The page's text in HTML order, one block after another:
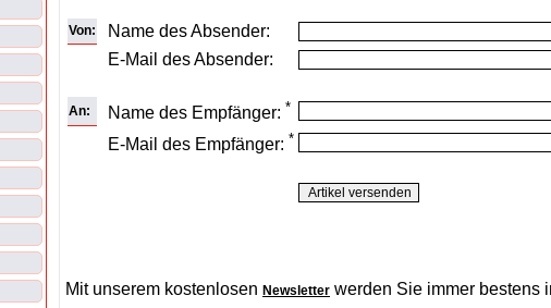
Von:
Name des Absender:
E-Mail des Absender:
An: Name des Empfänger: *
E-Mail des Empfänger: *
Mit unserem kostenlosen Newsletter werden Sie immer bestens